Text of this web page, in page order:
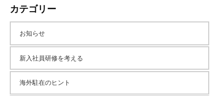
ー
カテゴリー
お知らせ
新入社員研修を考える
海外駐在のヒント